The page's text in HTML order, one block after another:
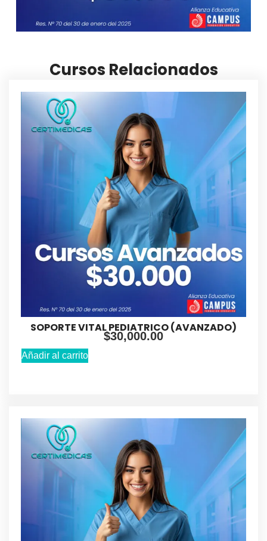
Cursos Relacionados
SOPORTE VITAL PEDIATRICO (AVANZADO)
$30,000.00
Añadir al carrito